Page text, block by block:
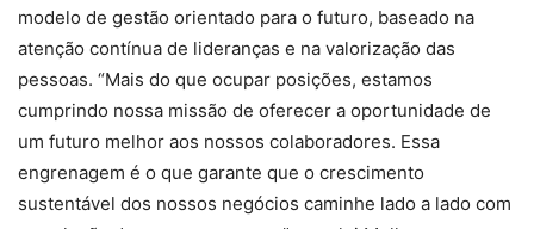
modelo de gestão orientado para o futuro, baseado na
atenção contínua de lideranças e na valorização das
pessoas. “Mais do que ocupar posições, estamos
cumprindo nossa missão de oferecer a oportunidade de
um futuro melhor aos nossos colaboradores. Essa
engrenagem é o que garante que o crescimento
sustentável dos nossos negócios caminhe lado a lado com